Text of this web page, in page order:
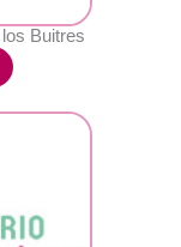
Buitres